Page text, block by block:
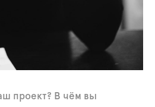
проект? В чём вы